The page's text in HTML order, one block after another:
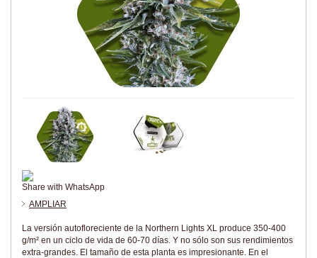
Share with WhatsApp
AMPLIAR
La versión autofloreciente de la Northern Lights XL produce 350-400
g/m² en un ciclo de vida de 60-70 días. Y no sólo son sus rendimientos
extra-grandes. El tamaño de esta planta es impresionante. En el